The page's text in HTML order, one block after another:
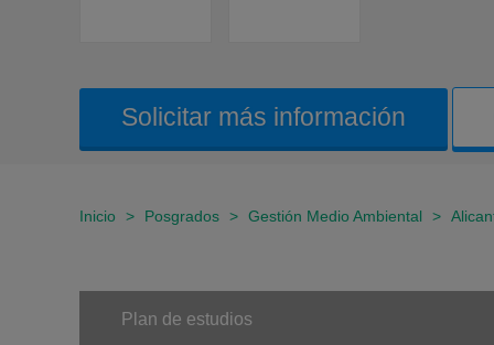
Solicitar más información
Inicio > Posgrados > Gestión Medio Ambiental >
Plan de estudios